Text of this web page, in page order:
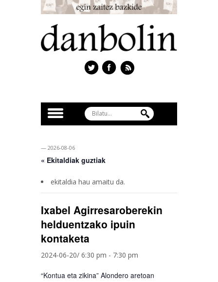
— 2026-08-06
« Ekitaldiak guztiak
ekitaldia hau amaitu da.
Ixabel Agirresaroberekin
helduentzako ipuin
kontaketa
2024-06-20/ 6:30 pm - 7:30 pm
“Kontua eta zikina” Alondero aretoan